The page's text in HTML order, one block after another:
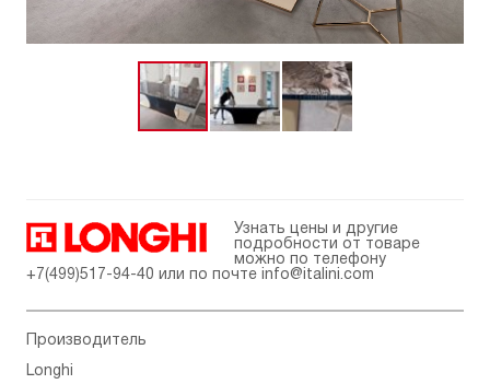
Узнать цены и другие
подробности от товаре
можно по телефону
+7(499)517-94-40 или по почте info@italini.com
Производитель
Longhi